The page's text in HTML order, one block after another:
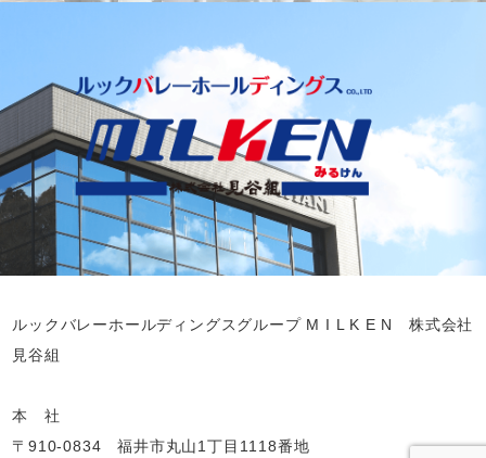
ルックバレーホールディングスグループ M I L K E N 株式会社
見谷組
本 社
〒910-0834 福井市丸山1丁目1118番地